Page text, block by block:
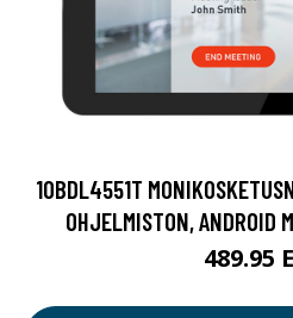
10BDL4551T
OHJELMISTON, ANDROID
489.95